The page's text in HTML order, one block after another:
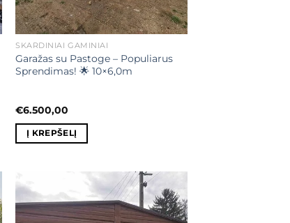
SKARDINIAI GAMINIAI
Garažas su Pastoge – Populiarus
Sprendimas! 🌟 10×6,0m
€6.500,00
Į KREPŠELĮ
Mėgstamiausias